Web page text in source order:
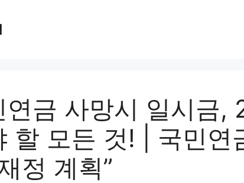
연금 사망시 일시금,
할 모든 것! | 국민연
정 계획”